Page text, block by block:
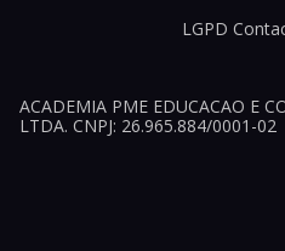
LGPD
ACADEMIA PME EDUCACAO E
LTDA. CNPJ: 26.965.884/0001-02